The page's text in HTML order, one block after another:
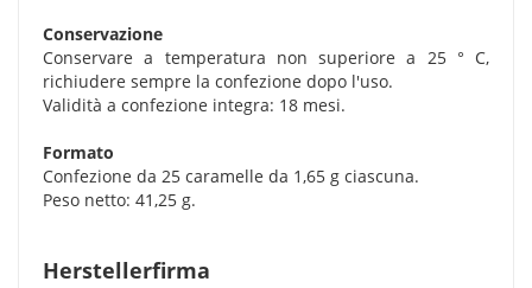
Conservazione
Conservare a temperatura non superiore a 25 ° C,
richiudere sempre la confezione dopo l'uso.
Validità a confezione integra: 18 mesi.
Formato
Confezione da 25 caramelle da 1,65 g ciascuna.
Peso netto: 41,25 g.
Herstellerfirma